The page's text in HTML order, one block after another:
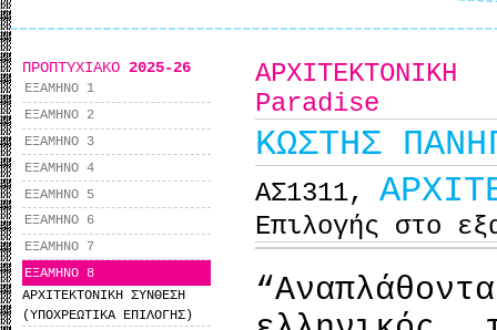
ΠΡΟΠΤΥΧΙΑΚΟ 2025-26
ΕΞΑΜΗΝΟ 1
ΕΞΑΜΗΝΟ 2
ΕΞΑΜΗΝΟ 3
ΕΞΑΜΗΝΟ 4
ΕΞΑΜΗΝΟ 5
ΕΞΑΜΗΝΟ 6
ΕΞΑΜΗΝΟ 7
ΕΞΑΜΗΝΟ 8
ΑΡΧΙΤΕΚΤΟΝΙΚΗ ΣΥΝΘΕΣΗ
(ΥΠΟΧΡΕΩΤΙΚΑ ΕΠΙΛΟΓΗΣ)
Paradise
ΚΩΣΤΗΣ
ΑΣ1311,
Επιλογής στο